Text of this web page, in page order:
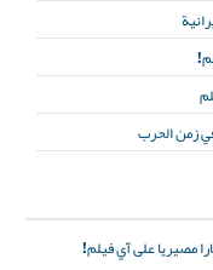
زمن الحرب
مصيريا على آي فيلم!